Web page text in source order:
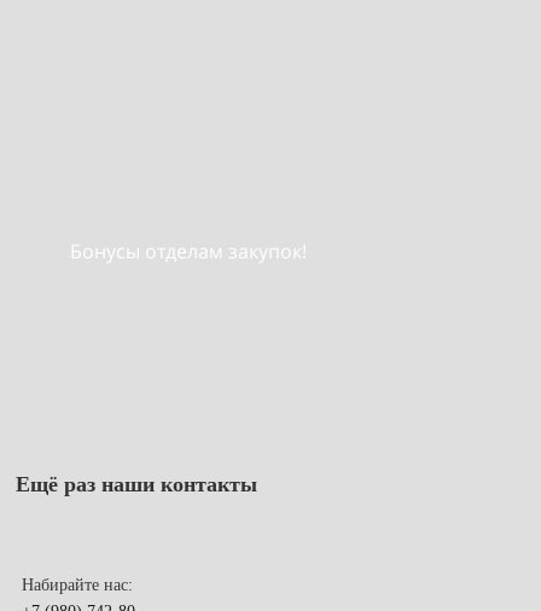
Бонусы отделам закупок!
Ещё раз наши контакты
Набирайте нас: